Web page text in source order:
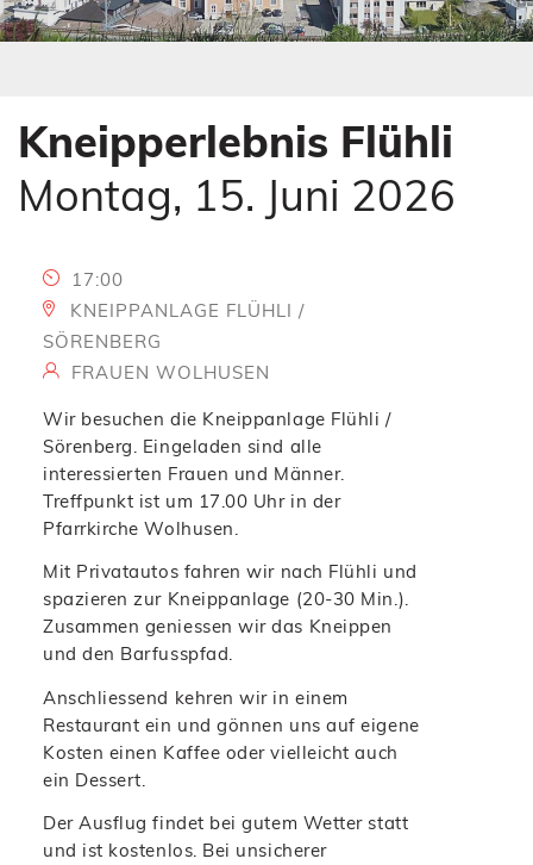
s
s
Kneipperlebnis Flühli
Montag, 15. Juni 2026
17:00
KNEIPPANLAGE FLÜHLI /
SÖRENBERG
FRAUEN WOLHUSEN
Wir besuchen die Kneippanlage Flühli /
Sörenberg. Eingeladen sind alle
interessierten Frauen und Männer.
Treffpunkt ist um 17.00 Uhr in der
Pfarrkirche Wolhusen.
Mit Privatautos fahren wir nach Flühli und
spazieren zur Kneippanlage (20-30 Min.).
Zusammen geniessen wir das Kneippen
und den Barfusspfad.
Anschliessend kehren wir in einem
Restaurant ein und gönnen uns auf eigene
Kosten einen Kaffee oder vielleicht auch
ein Dessert.
Der Ausflug findet bei gutem Wetter statt
und ist kostenlos. Bei unsicherer